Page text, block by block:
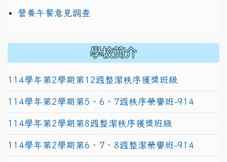
營養午餐意見調查
學校簡介
114學年第2學期第12週整潔秩序獲獎班級
114學年第2學期第5、6、7週秩序榮譽班-914
114學年第2學期第8週整潔秩序獲獎班級
114學年第2學期第6、7、8週整潔榮譽班-914